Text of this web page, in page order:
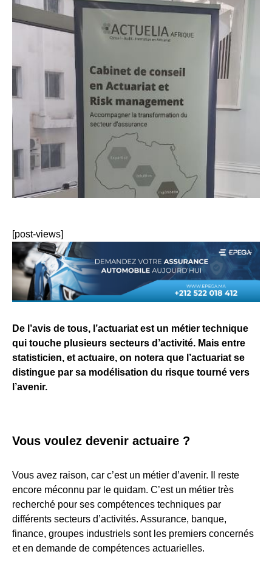
[post-views]
De l’avis de tous, l’actuariat est un métier technique
qui touche plusieurs secteurs d’activité. Mais entre
statisticien, et actuaire, on notera que l’actuariat se
distingue par sa modélisation du risque tourné vers
l’avenir.
Vous voulez devenir actuaire ?
Vous avez raison, car c’est un métier d’avenir. Il reste
encore méconnu par le quidam. C’est un métier très
recherché pour ses compétences techniques par
différents secteurs d’activités. Assurance, banque,
finance, groupes industriels sont les premiers concernés
et en demande de compétences actuarielles.